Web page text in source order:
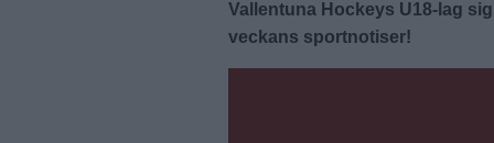
Vallentuna Hockeys U18-lag
veckans sportnotiser!